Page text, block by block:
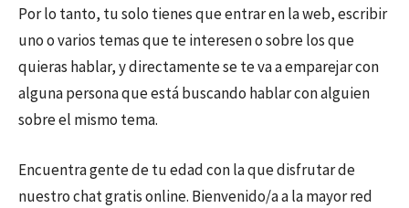
Por lo tanto, tu solo tienes que entrar en la web, escribir
uno o varios temas que te interesen o sobre los que
quieras hablar, y directamente se te va a emparejar con
alguna persona que está buscando hablar con alguien
sobre el mismo tema.
Encuentra gente de tu edad con la que disfrutar de
nuestro chat gratis online. Bienvenido/a a la mayor red